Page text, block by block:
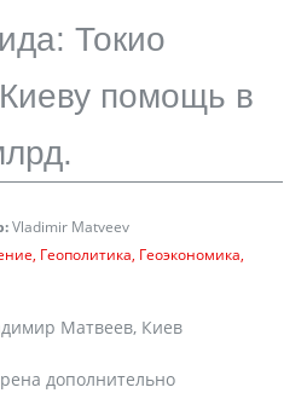
Токио
помощь в
Vladimir Matveev
Геополитика Геоэкономика
Матвеев, Киев
дополнительно